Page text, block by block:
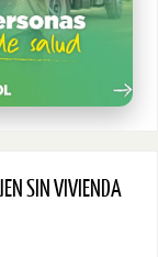
SIN VIVIENDA